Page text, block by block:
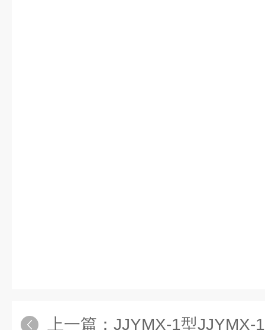
上一篇： JJYMX-1型JJYMX-1